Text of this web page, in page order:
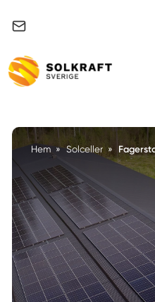
Hem » Solceller »